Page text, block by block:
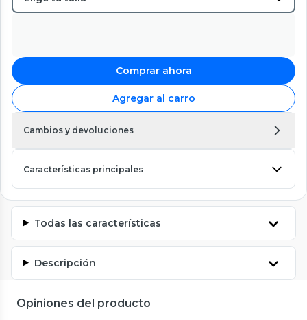
Comprar ahora
Agregar al carro
Cambios y devoluciones
Características principales
Todas las características
Descripción
Opiniones del producto